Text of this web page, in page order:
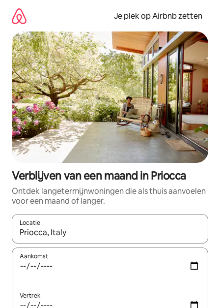
direct
naar
inhoud
Je plek op Airbnb zetten
Verblijven van een maand in Priocca
Ontdek langetermijnwoningen die als thuis aanvoelen
voor een maand of langer.
Locatie
Wanneer er resultaten beschikbaar zijn, maak je een keuze
Aankomst
Vertrek